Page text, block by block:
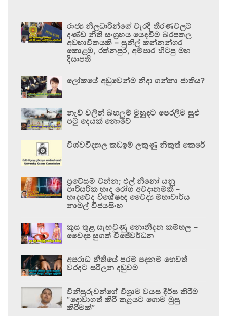
රාජ්‍ය නිලධාරීන්ගේ වැරදි තීරණවලට
දණ්ඩ නීති සංග්‍රහය යෙදවීම බරපතල
අවභාවිතයකි – සුනිල් කන්නන්ගර
කොළඹ, රත්නපුර, අම්පාර හිටපු මහ
දිසාපති
ලෝකයේ අඩුවෙන්ම නිදා ගන්නා ජාතිය?
නැව් වලින් බහලුම් මුහුදට පෙරලීම සුළු
පටු දෙයක් නොවේ
විශ්වවිද්‍යාල කඩඉම් ලකුණු නිකුත් කෙරේ
ප්‍රවේසම් වන්න; එල් නිනෝ යනු
පාරිසරික හෘද රෝග අවදානමකි –
හෘදවේද විශේෂඥ වෛද්‍ය මහාචාර්ය
නාමල් විජයසිංහ
කුස තුළ සැඟවුණු නොනිදන කම්හල –
වෛද්‍ය සුගත් විජේවර්ධන
අපරාධ නීතියේ පරම පදනම හෙවත්
වරදට සරිලන දඬුවම
විනිසුරුවන්ගේ විශ්‍රාම වයස දීර්ඝ කිරීම
“දොවාගත් කිරි කළයට ගොම මුසු
කිරීමක්”